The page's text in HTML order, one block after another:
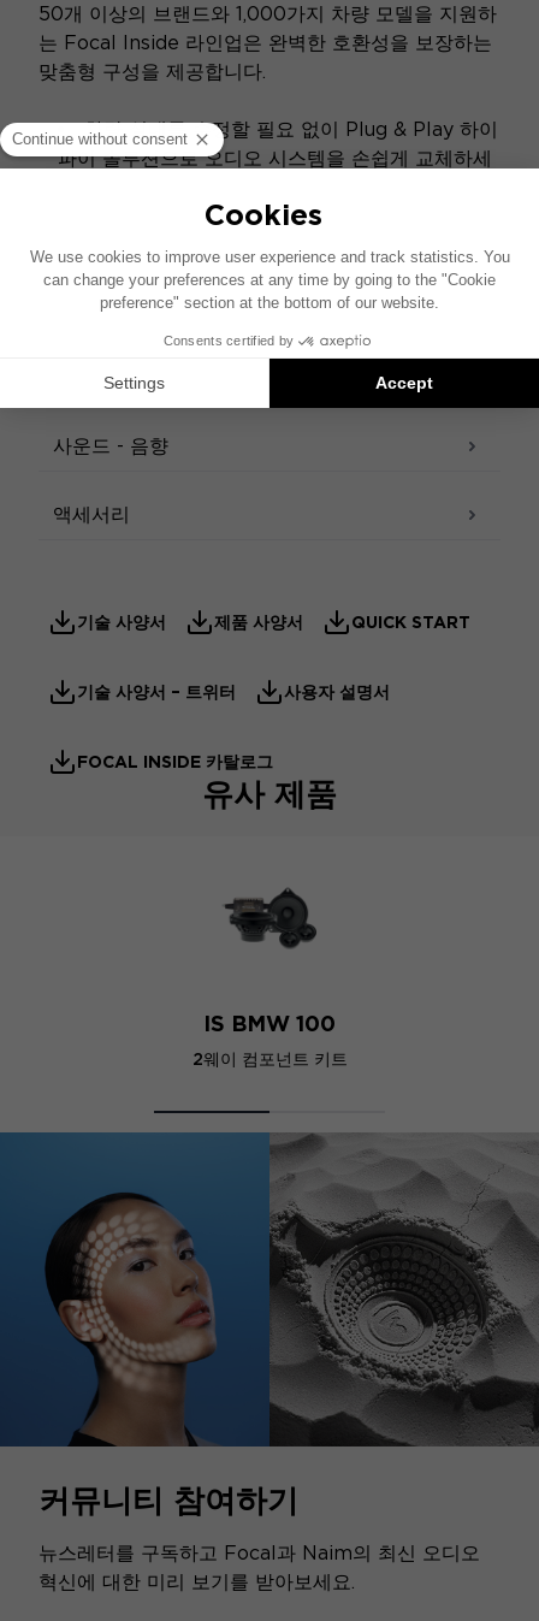
50개 이상의 브랜드와 1,000가지 차량 모델을 지원하
는 Focal Inside 라인업은 완벽한 호환성을 보장하는
맞춤형 구성을 제공합니다.
차량 실내를 수정할 필요 없이 Plug & Play 하이
파이 솔루션으로 오디오 시스템을 손쉽게 교체하세
더 풍부한 사운드 경험과 강력한 베이스를 위해
앰프와 서브우퍼를 추가하세요.
액세스 구성기
사운드 - 음향
액세서리
기술 사양서 제품 사양서 QUICK START
기술 사양서 – 트위터 사용자 설명서
FOCAL INSIDE 카탈로그
유사 제품
IS BMW 100
2웨이 컴포넌트 키트
커뮤니티 참여하기
뉴스레터를 구독하고 Focal과 Naim의 최신 오디오
혁신에 대한 미리 보기를 받아보세요.